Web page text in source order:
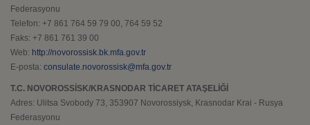
Federasyonu
Telefon: +7 861 764 59 79 00, 764 59 52
Faks: +7 861 761 39 00
Web: http://novorossisk.bk.mfa.gov.tr
E-posta: consulate.novorossisk@mfa.gov.tr
T.C. NOVOROSSİSK/KRASNODAR TİCARET ATAŞELİĞİ
Adres: Ulitsa Svobody 73, 353907 Novorossiysk, Krasnodar Krai - Rusya
Federasyonu